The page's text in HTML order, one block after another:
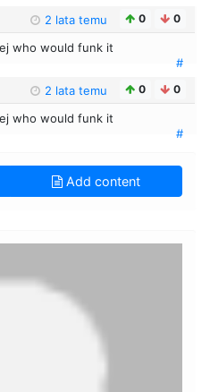
2 lata temu 0 0
who would funk it
#
2 lata temu 0 0
who would funk it
#
Add content